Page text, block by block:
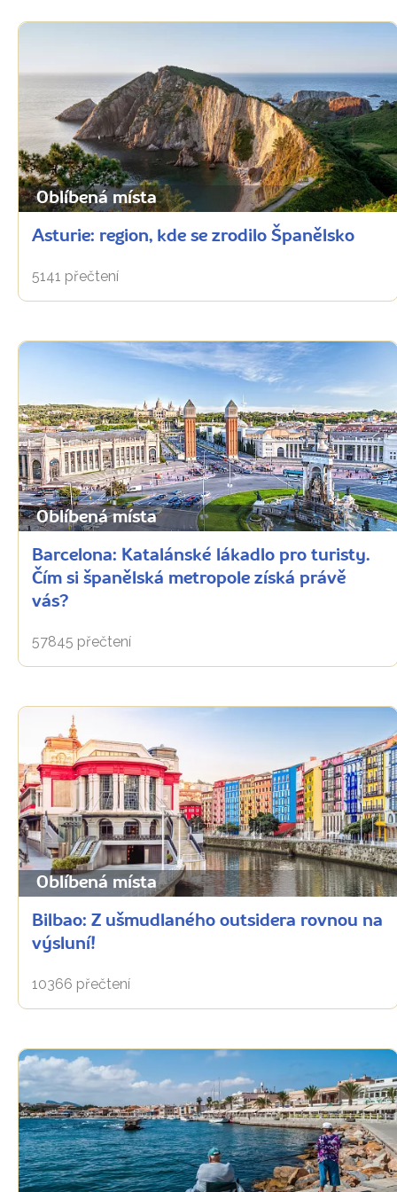
Oblíbená místa
Asturie: region, kde se zrodilo Španělsko
5141 přečtení
Oblíbená místa
Barcelona: Katalánské lákadlo pro turisty.
Čím si španělská metropole získá právě
vás?
57845 přečtení
Oblíbená místa
Bilbao: Z ušmudlaného outsidera rovnou na
výsluní!
10366 přečtení